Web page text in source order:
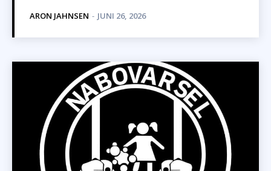
ARON JAHNSEN - JUNI 26, 2026